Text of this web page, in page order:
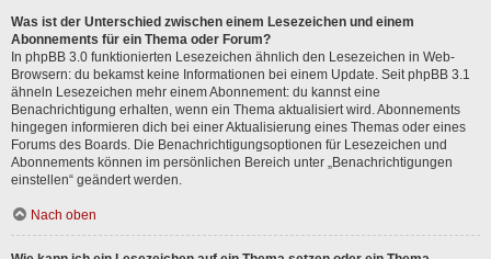
Was ist der Unterschied zwischen einem Lesezeichen und einem
Abonnements für ein Thema oder Forum?
In phpBB 3.0 funktionierten Lesezeichen ähnlich den Lesezeichen in Web-
Browsern: du bekamst keine Informationen bei einem Update. Seit phpBB 3.1
ähneln Lesezeichen mehr einem Abonnement: du kannst eine
Benachrichtigung erhalten, wenn ein Thema aktualisiert wird. Abonnements
hingegen informieren dich bei einer Aktualisierung eines Themas oder eines
Forums des Boards. Die Benachrichtigungsoptionen für Lesezeichen und
Abonnements können im persönlichen Bereich unter „Benachrichtigungen
einstellen“ geändert werden.
Nach oben